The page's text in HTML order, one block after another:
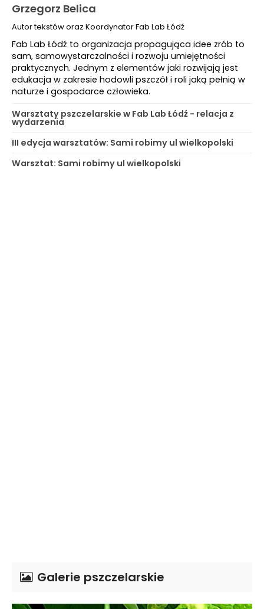
Grzegorz Belica
Autor tekstów oraz Koordynator Fab Lab Łódź
Fab Lab Łódź to organizacja propagująca idee zrób to
sam, samowystarczalności i rozwoju umiejętności
praktycznych. Jednym z elementów jaki rozwijają jest
edukacja w zakresie hodowli pszczół i roli jaką pełnią w
naturze i gospodarce człowieka.
Warsztaty pszczelarskie w Fab Lab Łódź - relacja z
wydarzenia
III edycja warsztatów: Sami robimy ul wielkopolski
Warsztat: Sami robimy ul wielkopolski
Galerie pszczelarskie